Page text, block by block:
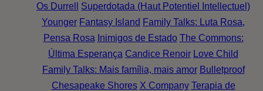
Os Durrell
Superdotada (Haut Potentiel Intellectuel)
Younger Fantasy Island Family Talks: Luta Rosa,
Pensa Rosa Inimigos de Estado The Commons:
Última Esperança Candice Renoir Love Child
Family Talks: Mais família, mais amor Bulletproof
Chesapeake Shores X Company Terapia de